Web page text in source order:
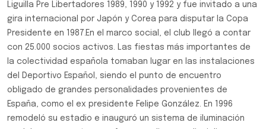
Liguilla Pre Libertadores 1989, 1990 y 1992 y fue invitado a una
gira internacional por Japón y Corea para disputar la Copa
Presidente en 1987.En el marco social, el club llegó a contar
con 25.000 socios activos. Las fiestas más importantes de
la colectividad española tomaban lugar en las instalaciones
del Deportivo Español, siendo el punto de encuentro
obligado de grandes personalidades provenientes de
España, como el ex presidente Felipe González. En 1996
remodeló su estadio e inauguró un sistema de iluminación